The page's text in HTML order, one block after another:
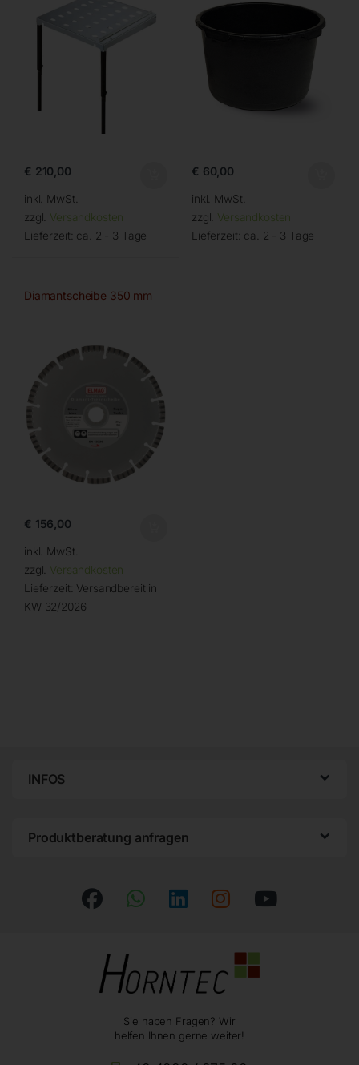
€ 210,00
inkl. MwSt.
zzgl. Versandkosten
Lieferzeit: ca. 2 - 3 Tage
€ 60,00
inkl. MwSt.
zzgl. Versandkosten
Lieferzeit: ca. 2 - 3 Tage
Diamantscheibe 350 mm
€ 156,00
inkl. MwSt.
zzgl. Versandkosten
Lieferzeit: Versandbereit in
KW 32/2026
INFOS
Produktberatung anfragen
Sie haben Fragen? Wir
helfen Ihnen gerne weiter!